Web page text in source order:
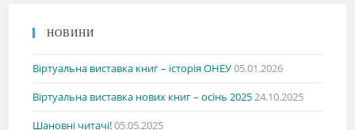
НОВИНИ
Віртуальна виставка книг – історія ОНЕУ05.01.2026
Віртуальна виставка нових книг – осінь 202524.10.2025
Шановні читачі!05.05.2025